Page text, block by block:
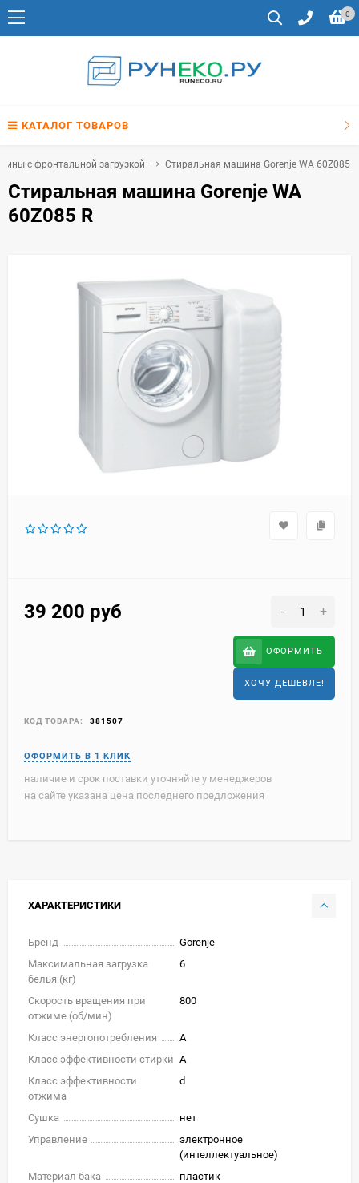
0
КАТАЛОГ ТОВАРОВ
с фронтальной загрузкой Стиральная машина Gorenje WA 60Z085 R
Стиральная машина Gorenje WA
60Z085 R
39 200 руб - +
ОФОРМИТЬ
ХОЧУ ДЕШЕВЛЕ!
КОД ТОВАРА: 381507
наличие и срок поставки уточняйте у менеджеров
на сайте указана цена последнего предложения
ХАРАКТЕРИСТИКИ
Бренд
Gorenje
Максимальная загрузка
белья (кг)
6
Скорость вращения при
отжиме (об/мин)
800
Класс энергопотребления
A
Класс эффективности стирки A
Класс эффективности
отжима
d
Сушка
нет
Управление
электронное
(интеллектуальное)
Материал бака
пластик